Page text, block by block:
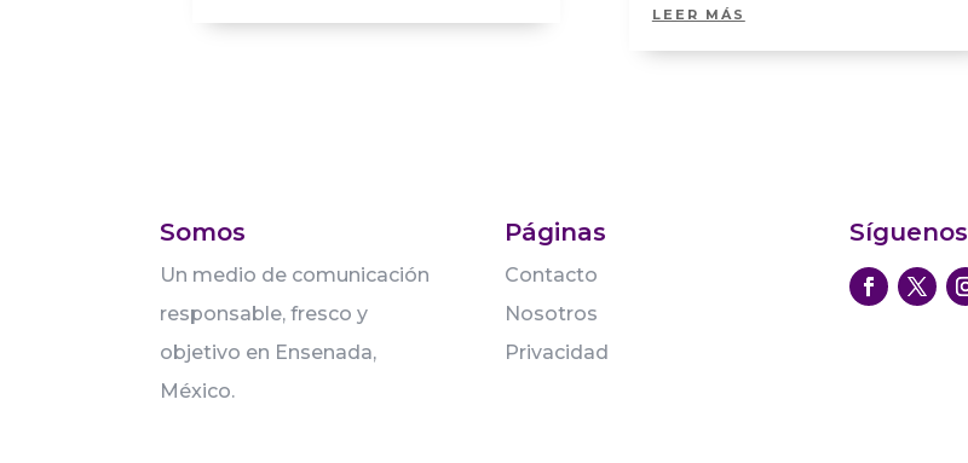
LEER MÁS
Somos
Un medio de comunicación
responsable, fresco y
objetivo en Ensenada,
México.
Páginas
Contacto
Nosotros
Privacidad
Síguenos